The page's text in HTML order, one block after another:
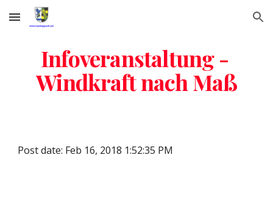
Skip to main content Skip to navigation
Infoveranstaltung -
Windkraft nach Maß
Post date: Feb 16, 2018 1:52:35 PM